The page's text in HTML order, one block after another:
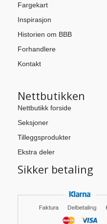
Fargekart
Inspirasjon
Historien om BBB
Forhandlere
Kontakt
Nettbutikken
Nettbutikk forside
Seksjoner
Tilleggsprodukter
Ekstra deler
Sikker betaling